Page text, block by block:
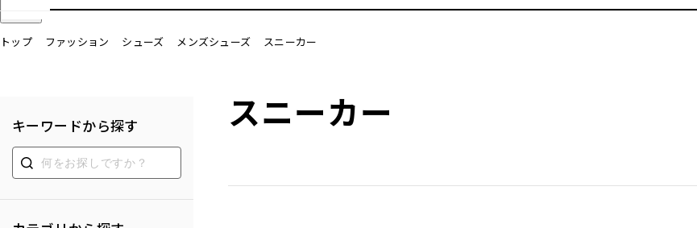
トップ ファッション シューズ メンズシューズ スニーカー
キーワードから探す スニーカー